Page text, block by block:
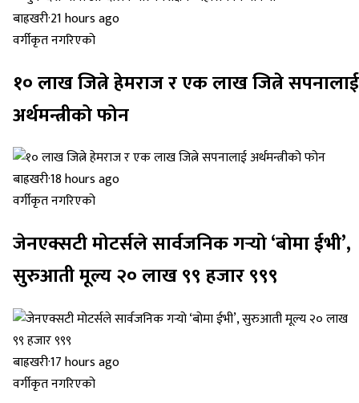
बाह्रखरी·21 hours ago
वर्गीकृत नगरिएको
१० लाख जित्ने हेमराज र एक लाख जित्ने सपनालाई
अर्थमन्त्रीको फोन
बाह्रखरी·18 hours ago
वर्गीकृत नगरिएको
जेनएक्सटी मोटर्सले सार्वजनिक गर्‍यो ‘बोमा ईभी’,
सुरुआती मूल्य २० लाख ९९ हजार ९९९
बाह्रखरी·17 hours ago
वर्गीकृत नगरिएको